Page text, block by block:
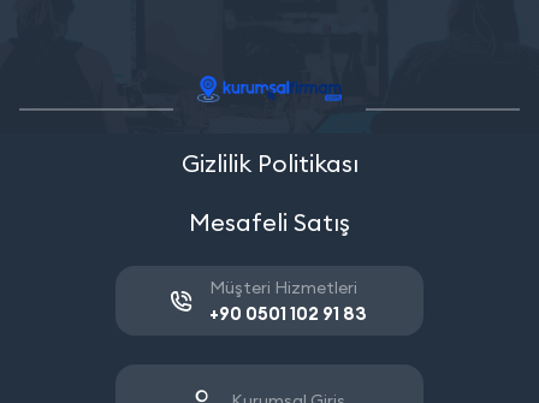
Gizlilik Politikası
Mesafeli Satış
Müşteri Hizmetleri
+90 0501 102 91 83